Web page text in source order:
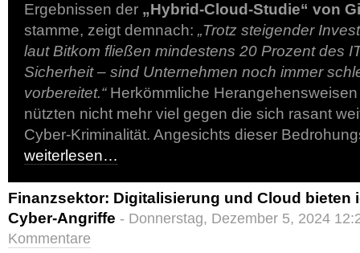
Ergebnissen der „Hybrid-Cloud-Studie“ von
stamme, zeigt demnach: „Trotz steigender
laut Bitkom fließen mindestens 20 Prozent des
Sicherheit – sind Unternehmen noch immer
vorbereitet.“Herkömmliche
nützten nicht mehr viel gegen die sich rasant
Cyber-Kriminalität. Angesichts dieser
weiterlesen…
Finanzsektor: Digitalisierung und Cloud bieten
Cyber-Angriffe - Donnerstag, Dezember 5, 2024
Kommentare